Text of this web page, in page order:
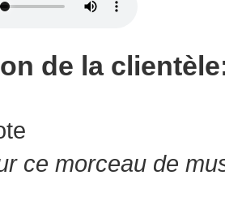
de la
ce morceau de